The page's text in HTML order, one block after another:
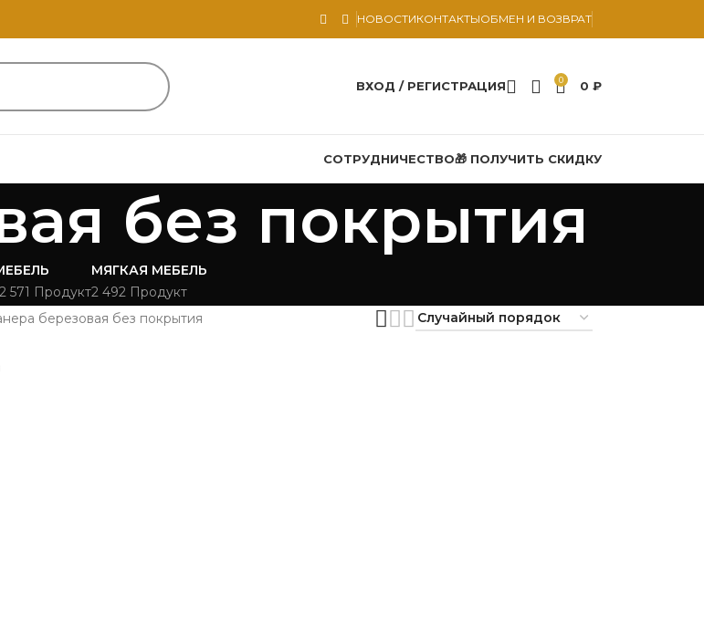
НОВОСТИКОНТАКТЫОБМЕН И ВОЗВРАТ
ВХОД / РЕГИСТРАЦИЯ 0 0 ₽
СОТРУДНИЧЕСТВО🎁 ПОЛУЧИТЬ СКИДКУ
без покрытия
571 Продукт
МЯГКАЯ МЕБЕЛЬ
2 492 Продукт
березовая без покрытия